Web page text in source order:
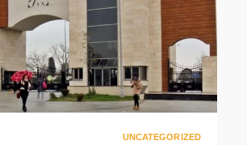
UNCATEGORIZED